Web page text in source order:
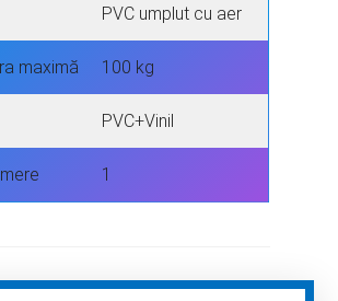
PVC umplut cu aer
maximă 100 kg
PVC+Vinil
1